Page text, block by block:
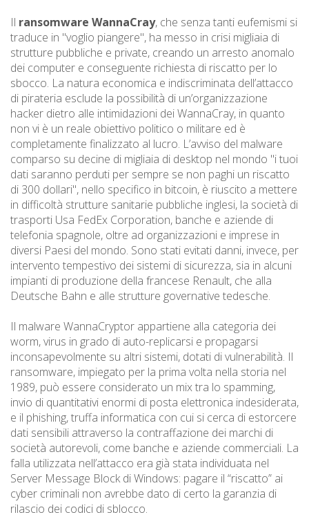
Il ransomware WannaCray, che senza tanti eufemismi si
traduce in "voglio piangere", ha messo in crisi migliaia di
strutture pubbliche e private, creando un arresto anomalo
dei computer e conseguente richiesta di riscatto per lo
sbocco. La natura economica e indiscriminata dell’attacco
di pirateria esclude la possibilità di un’organizzazione
hacker dietro alle intimidazioni dei WannaCray, in quanto
non vi è un reale obiettivo politico o militare ed è
completamente finalizzato al lucro. L’avviso del malware
comparso su decine di migliaia di desktop nel mondo "i tuoi
dati saranno perduti per sempre se non paghi un riscatto
di 300 dollari", nello specifico in bitcoin, è riuscito a mettere
in difficoltà strutture sanitarie pubbliche inglesi, la società di
trasporti Usa FedEx Corporation, banche e aziende di
telefonia spagnole, oltre ad organizzazioni e imprese in
diversi Paesi del mondo. Sono stati evitati danni, invece, per
intervento tempestivo dei sistemi di sicurezza, sia in alcuni
impianti di produzione della francese Renault, che alla
Deutsche Bahn e alle strutture governative tedesche.
Il malware WannaCryptor appartiene alla categoria dei
worm, virus in grado di auto-replicarsi e propagarsi
inconsapevolmente su altri sistemi, dotati di vulnerabilità. Il
ransomware, impiegato per la prima volta nella storia nel
1989, può essere considerato un mix tra lo spamming,
invio di quantitativi enormi di posta elettronica indesiderata,
e il phishing, truffa informatica con cui si cerca di estorcere
dati sensibili attraverso la contraffazione dei marchi di
società autorevoli, come banche e aziende commerciali. La
falla utilizzata nell’attacco era già stata individuata nel
Server Message Block di Windows: pagare il “riscatto” ai
cyber criminali non avrebbe dato di certo la garanzia di
rilascio dei codici di sblocco.